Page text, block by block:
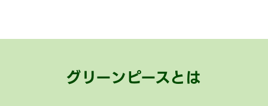
グリーンピースとは